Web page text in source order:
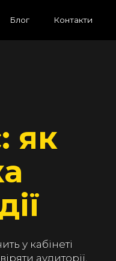
Блог Контакти
як
у кабінеті
аудиторії,